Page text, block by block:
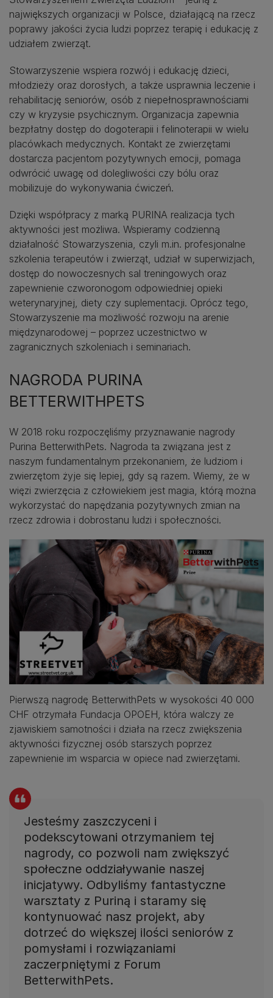
największych organizacji w Polsce, działającą na rzecz
poprawy jakości życia ludzi poprzez terapię i edukację z
udziałem zwierząt.
Stowarzyszenie wspiera rozwój i edukację dzieci,
młodzieży oraz dorosłych, a także usprawnia leczenie i
rehabilitację seniorów, osób z niepełnosprawnościami
czy w kryzysie psychicznym. Organizacja zapewnia
bezpłatny dostęp do dogoterapii i felinoterapii w wielu
placówkach medycznych. Kontakt ze zwierzętami
dostarcza pacjentom pozytywnych emocji, pomaga
odwrócić uwagę od dolegliwości czy bólu oraz
mobilizuje do wykonywania ćwiczeń.
Dzięki współpracy z marką PURINA realizacja tych
aktywności jest możliwa. Wspieramy codzienną
działalność Stowarzyszenia, czyli m.in. profesjonalne
szkolenia terapeutów i zwierząt, udział w superwizjach,
dostęp do nowoczesnych sal treningowych oraz
zapewnienie czworonogom odpowiedniej opieki
weterynaryjnej, diety czy suplementacji. Oprócz tego,
Stowarzyszenie ma możliwość rozwoju na arenie
międzynarodowej – poprzez uczestnictwo w
zagranicznych szkoleniach i seminariach.
NAGRODA PURINA
BETTERWITHPETS
W 2018 roku rozpoczęliśmy przyznawanie nagrody
Purina BetterwithPets. Nagroda ta związana jest z
naszym fundamentalnym przekonaniem, że ludziom i
zwierzętom żyje się lepiej, gdy są razem. Wiemy, że w
więzi zwierzęcia z człowiekiem jest magia, którą można
wykorzystać do napędzania pozytywnych zmian na
rzecz zdrowia i dobrostanu ludzi i społeczności.
Pierwszą nagrodę BetterwithPets w wysokości 40 000
CHF otrzymała Fundacja OPOEH, która walczy ze
zjawiskiem samotności i działa na rzecz zwiększenia
aktywności fizycznej osób starszych poprzez
zapewnienie im wsparcia w opiece nad zwierzętami.
Jesteśmy zaszczyceni i
podekscytowani otrzymaniem tej
nagrody, co pozwoli nam zwiększyć
społeczne oddziaływanie naszej
inicjatywy. Odbyliśmy fantastyczne
warsztaty z Puriną i staramy się
kontynuować nasz projekt, aby
dotrzeć do większej ilości seniorów z
pomysłami i rozwiązaniami
zaczerpniętymi z Forum
BetterwithPets.